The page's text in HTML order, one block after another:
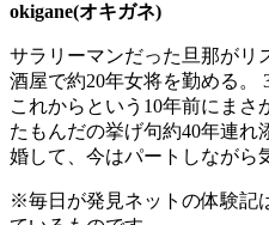
okigane(オキガネ)
サラリーマンだった旦那がリ
酒屋で約20年女将を勤める。
これからという10年前にまさ
たもんだの挙げ句約40年連
婚して、今はパートしながら
※毎日が発見ネットの体験記